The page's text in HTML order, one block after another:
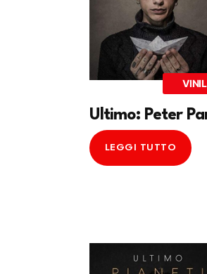
Ultimo: Peter
LEGGI TUTTO